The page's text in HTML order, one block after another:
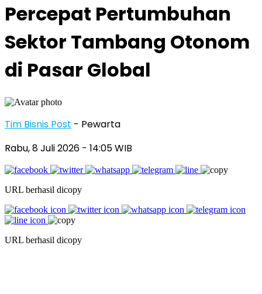
Percepat Pertumbuhan
Sektor Tambang Otonom
di Pasar Global
Tim Bisnis Post - Pewarta
Rabu, 8 Juli 2026 - 14:05 WIB
URL berhasil dicopy
URL berhasil dicopy